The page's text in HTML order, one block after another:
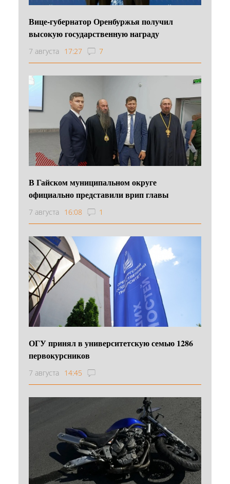
Вице-губернатор Оренбуржья получил
высокую государственную награду
7 августа 17:27 7
В Гайском муниципальном округе
официально представили врип главы
7 августа 16:08 1
ОГУ принял в университетскую семью 1286
первокурсников
7 августа 14:45